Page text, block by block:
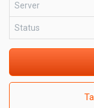
Server
Status